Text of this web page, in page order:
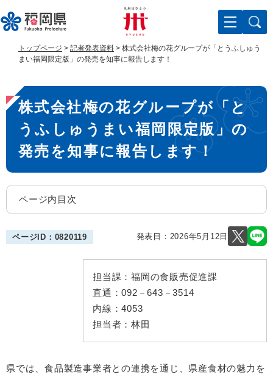
ー
ジ
す
。
ニ
ュ
し
て
トップページ > 記者発表資料 > 株式会社梅の花グループが「とうふしゅう
まい福岡限定版」の発売を知事に報告します！
本
文
株式会社梅の花グループが「と
うふしゅうまい福岡限定版」の
発売を知事に報告します！
ページ内目次
ページID：0820119 発表日： 2026年5月12日
担当課： 福岡の食販売促進課
直通：092－643－3514
内線：4053
担当者： 林田
県では、食品製造事業者との連携を通じ、県産食材の魅力を